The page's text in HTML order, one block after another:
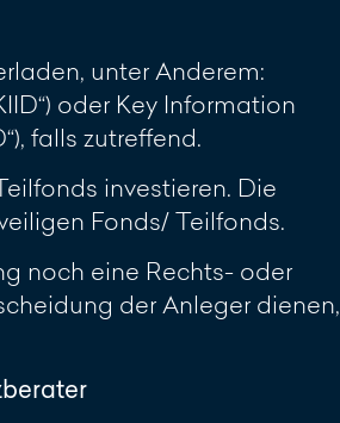
unter Anderem:
oder Key Information
falls zutreffend.
investieren. Die
Fonds/ Teilfonds.
noch eine Rechts- oder
der Anleger dienen,